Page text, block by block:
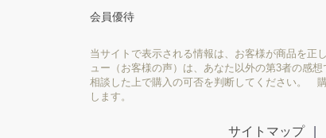
会員優待
当サイトで表示される情報は、お客様が商品を
ュー（お客様の声）は、あなた以外の第3者の感
相談した上で購入の可否を判断してください。
します。
サイトマップ